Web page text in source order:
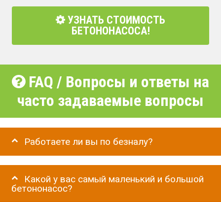
УЗНАТЬ СТОИМОСТЬ
БЕТОНОНАСОСА!
FAQ / Вопросы и ответы на
часто задаваемые вопросы
Работаете ли вы по безналу?
Какой у вас самый маленький и большой
бетононасос?